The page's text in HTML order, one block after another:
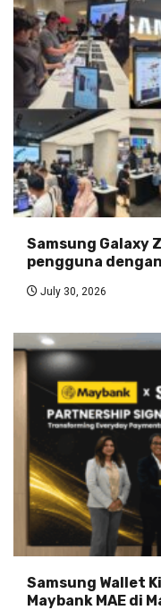
Samsung Galaxy
pengguna
July 30, 2026
Samsung Wallet
Maybank MAE di